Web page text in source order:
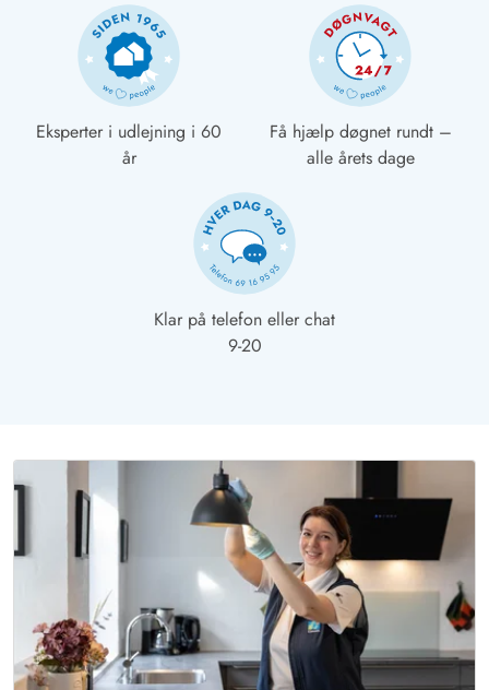
Eksperter i udlejning i 60
år
Få hjælp døgnet rundt –
alle årets dage
Klar på telefon eller chat
9-20